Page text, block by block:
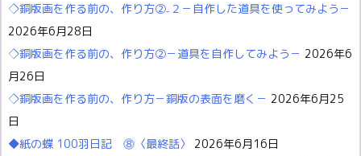
◇銅版画を作る前の、作り方②₋２－自作した道具を使ってみよう－
2026年6月28日
◇銅版画を作る前の、作り方②－道具を自作してみよう－ 2026年6
月26日
◇銅版画を作る前の、作り方－銅版の表面を磨く－ 2026年6月25
日
◆紙の蝶 100羽日記 ⓼〈最終話〉
2026年6月16日